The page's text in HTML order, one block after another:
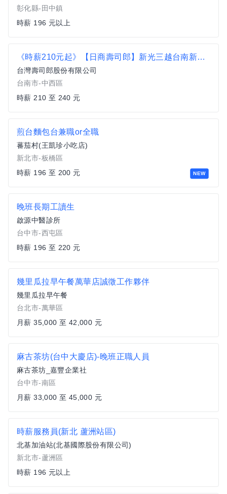
彰化縣-田中鎮
時薪 196 元以上
《時薪210元起》【日商壽司郎】新光三越台南新天地店-兼職人員★歡迎二度就業、學生實習★
台灣壽司郎股份有限公司
台南市-中西區
時薪 210 至 240 元
NEW
煎台麵包台兼職or全職
蕃茄村(王凱珍小吃店)
新北市-板橋區
時薪 196 至 200 元
晚班長期工讀生
啟源中醫診所
台中市-西屯區
時薪 196 至 220 元
幾里瓜拉早午餐萬華店誠徵工作夥伴
幾里瓜拉早午餐
台北市-萬華區
月薪 35,000 至 42,000 元
麻古茶坊(台中大慶店)-晚班正職人員
麻古茶坊_嘉豐企業社
台中市-南區
月薪 33,000 至 45,000 元
時薪服務員(新北 蘆洲站區)
北基加油站(北基國際股份有限公司)
新北市-蘆洲區
時薪 196 元以上